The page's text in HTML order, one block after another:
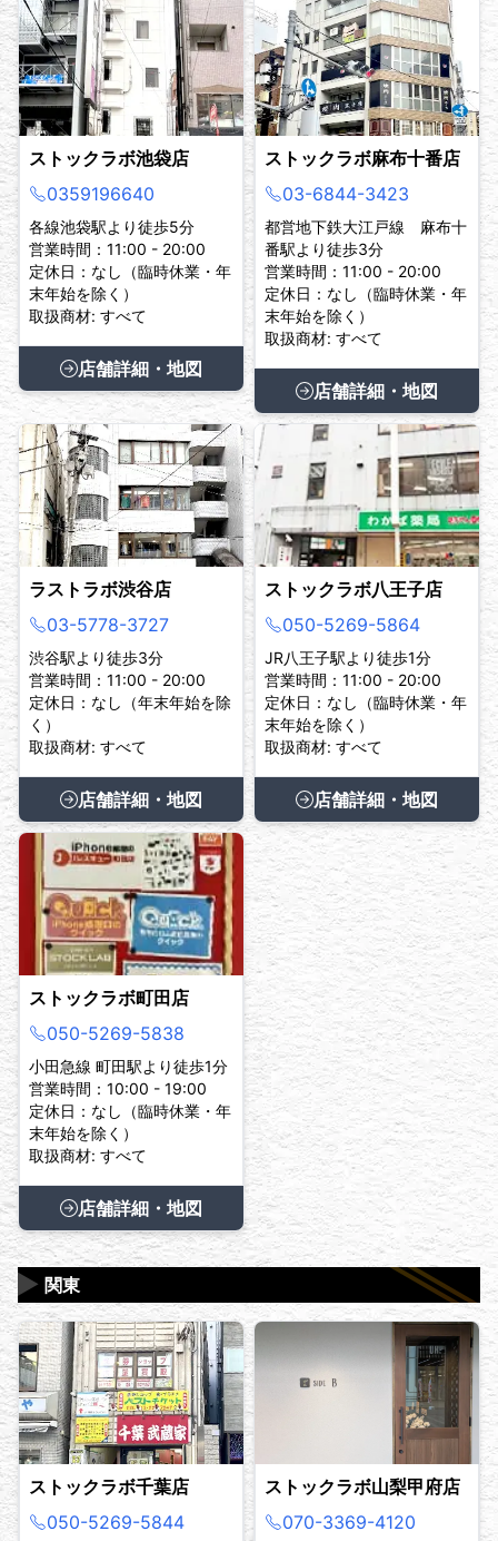
ストックラボ池袋店
0359196640
各線池袋駅より徒歩5分
営業時間：11:00 - 20:00
定休日：なし（臨時休業・年
末年始を除く）
取扱商材: すべて
店舗詳細・地図
ストックラボ麻布十番店
03-6844-3423
都営地下鉄大江戸線 麻布十
番駅より徒歩3分
営業時間：11:00 - 20:00
定休日：なし（臨時休業・年
末年始を除く）
取扱商材: すべて
店舗詳細・地図
ラストラボ渋谷店
03-5778-3727
渋谷駅より徒歩3分
営業時間：11:00 - 20:00
定休日：なし（年末年始を除
く）
取扱商材: すべて
店舗詳細・地図
ストックラボ八王子店
050-5269-5864
JR八王子駅より徒歩1分
営業時間：11:00 - 20:00
定休日：なし（臨時休業・年
末年始を除く）
取扱商材: すべて
店舗詳細・地図
ストックラボ町田店
050-5269-5838
小田急線 町田駅より徒歩1分
営業時間：10:00 - 19:00
定休日：なし（臨時休業・年
末年始を除く）
取扱商材: すべて
店舗詳細・地図
関東
▶
ストックラボ千葉店
050-5269-5844
ストックラボ山梨甲府店
070-3369-4120